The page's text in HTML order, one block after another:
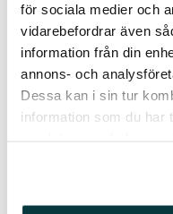
för sociala medier och
vidarebefordrar även
information från din
annons- och
Dessa kan i sin tur
information som du har
Med fler och fler
också ge er än bättre
För några veckor
fondportföljanalys”
överblick över hela
länder, branscher
exponerade mot,